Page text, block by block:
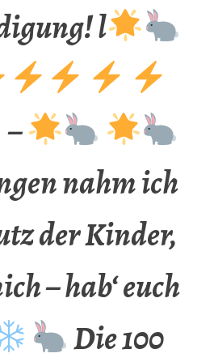
l
–
nahm ich
der Kinder,
– hab‘ euch
Die 100